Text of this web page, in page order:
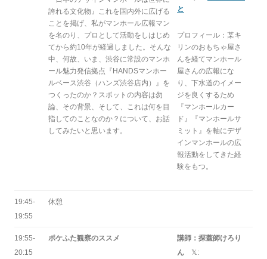
誇れる文化物』これを国内外に広げる
ことを掲げ、私がマンホール広報マン
を名のり、プロとして活動をしはじめ
てから約10年が経過しました。そんな
中、何故、いま、渋谷に常設のマンホ
ール魅力発信拠点『HANDSマンホー
ルベース渋谷（ハンズ渋谷店内）』を
つくったのか？スポットの内容は勿
論、その背景、そして、これは何を目
指してのことなのか？について、お話
してみたいと思います。
と
プロフィール：某キ
リンのおもちゃ屋さ
んを経てマンホール
屋さんの広報にな
り、下水道のイメー
ジを良くするため
『マンホールカー
ド』『マンホールサ
ミット』を軸にデザ
インマンホールの広
報活動をしてきた経
験をもつ。
19:45-
19:55
休憩
19:55-
20:15
ポケふた観察のススメ
講師：探蓋師けろり
ん 𝕏: